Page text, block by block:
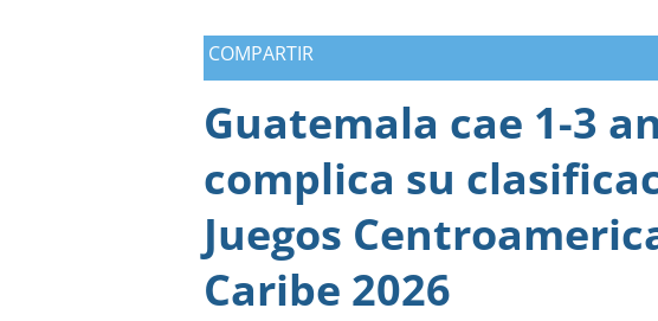
COMPARTIR
Guatemala cae 1-3
complica su
Juegos
Caribe 2026